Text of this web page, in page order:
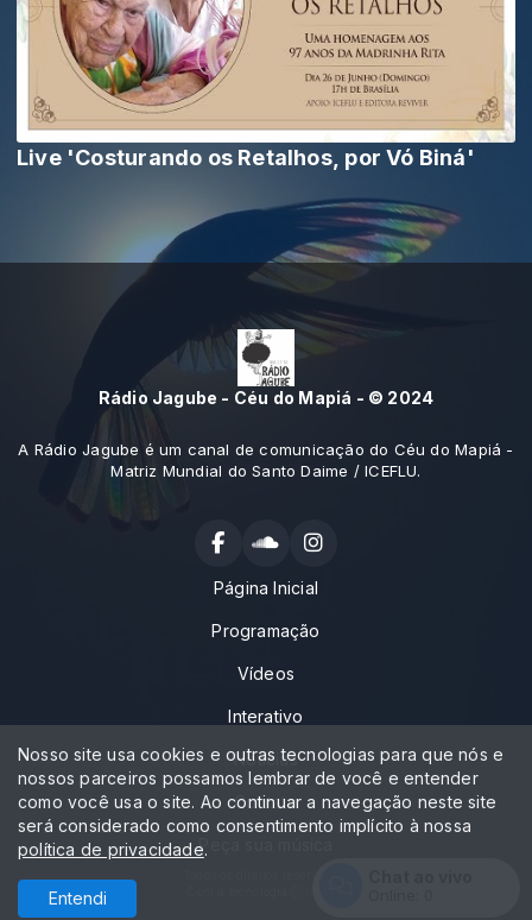
Live 'Costurando os Retalhos, por Vó Biná'
Rádio Jagube - Céu do Mapiá - © 2024
A Rádio Jagube é um canal de comunicação do Céu do Mapiá -
Matriz Mundial do Santo Daime / ICEFLU.
Página Inicial
Programação
Vídeos
Interativo
Notícias
Contato
Peça sua música
Nosso site usa cookies e outras tecnologias para que nós e
nossos parceiros possamos lembrar de você e entender
como você usa o site. Ao continuar a navegação neste site
será considerado como consentimento implícito à nossa
política de privacidade.
Entendi